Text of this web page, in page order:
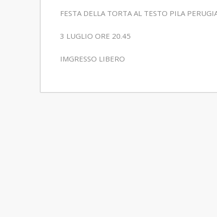
FESTA DELLA TORTA AL TESTO PILA
3 LUGLIO ORE 20.45
IMGRESSO LIBERO